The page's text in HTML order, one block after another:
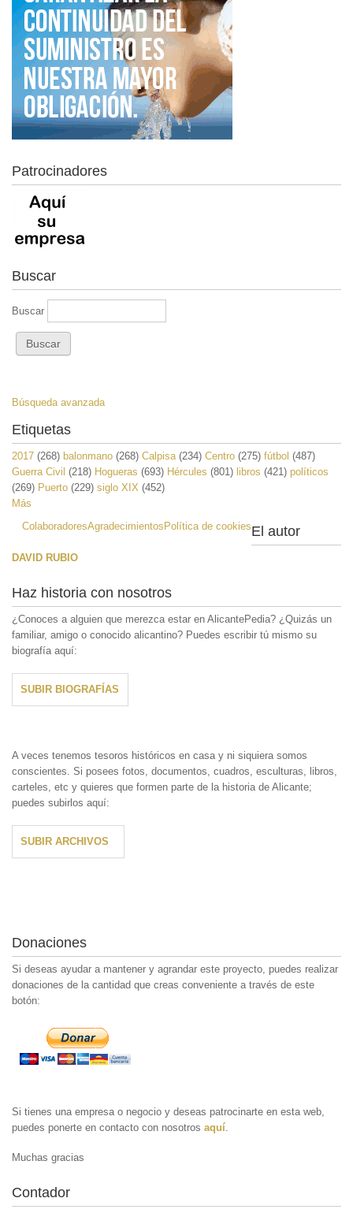
Patrocinadores
Buscar
Buscar
Búsqueda avanzada
Etiquetas
2017 (268) balonmano (268) Calpisa(234) Centro (275) fútbol (487)
Guerra Civil (218) Hogueras (693) Hércules (801) libros (421) políticos
(269) Puerto (229) siglo XIX (452)
Más
ColaboradoresAgradecimientosPolítica de cookiesEl autor
DAVID RUBIO
Haz historia con nosotros
¿Conoces a alguien que merezca estar en AlicantePedia? ¿Quizás un
familiar, amigo o conocido alicantino? Puedes escribir tú mismo su
biografía aquí:
SUBIR BIOGRAFÍAS
A veces tenemos tesoros históricos en casa y ni siquiera somos
conscientes. Si posees fotos, documentos, cuadros, esculturas, libros,
carteles, etc y quieres que formen parte de la historia de Alicante;
puedes subirlos aquí:
SUBIR ARCHIVOS
Donaciones
Si deseas ayudar a mantener y agrandar este proyecto, puedes realizar
donaciones de la cantidad que creas conveniente a través de este
botón:
Si tienes una empresa o negocio y deseas patrocinarte en esta web,
puedes ponerte en contacto con nosotros aquí
Muchas gracias
Contador